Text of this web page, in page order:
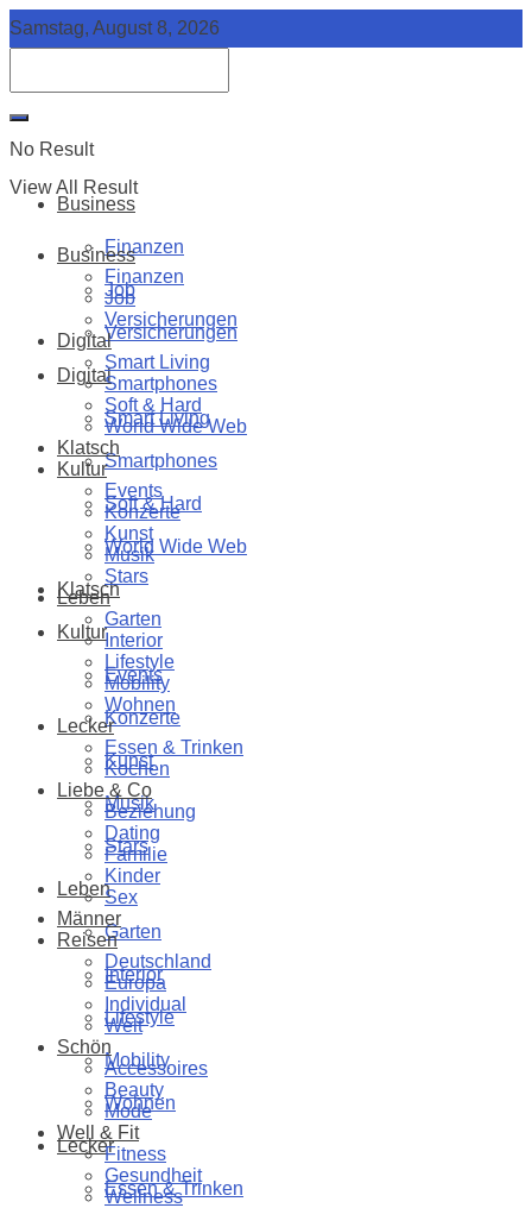
Samstag, August 8, 2026
No Result
View All Result
Business
Finanzen
Job
Versicherungen
Digital
Smart Living
Smartphones
Soft & Hard
World Wide Web
Klatsch
Kultur
Events
Konzerte
Kunst
Musik
Stars
Leben
Garten
Interior
Lifestyle
Mobility
Wohnen
Lecker
Essen & Trinken
Business
Finanzen
Job
Versicherungen
Digital
Smart Living
Smartphones
Soft & Hard
World Wide Web
Klatsch
Kultur
Events
Konzerte
Kunst
Musik
Stars
Leben
Garten
Interior
Lifestyle
Mobility
Wohnen
Lecker
Essen & Trinken
Kochen
Liebe & Co
Beziehung
Dating
Familie
Kinder
Sex
Männer
Reisen
Deutschland
Europa
Individual
Welt
Schön
Accessoires
Beauty
Mode
Well & Fit
Fitness
Gesundheit
Wellness